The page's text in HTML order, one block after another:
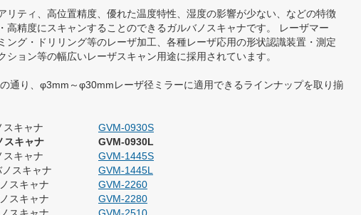
リティ、高位置精度、優れた温度特性、湿度の影響が少ない、などの特徴
高精度にスキャンすることのできるガルバノスキャナです。 レーザマー
ング・ドリリング等のレーザ加工、各種レーザ応用の形状認識装置・測定
ョン等の幅広いレーザスキャン用途に採用されています。
通り、φ3mm～φ30mmレーザ径ミラーに適用できるラインナップを取り揃
スキャナ
GVM-0930S
スキャナ
GVM-0930L
スキャナ
GVM-1445S
スキャナ
GVM-1445L
スキャナ
GVM-2260
スキャナ
GVM-2280
スキャナ
GVM-2510